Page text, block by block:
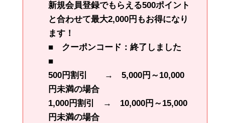
新規会員登録でもらえる500ポイント
と合わせて最大2,000円もお得になり
ます！
■ クーポンコード：終了しました
■
500円割引 → 5,000円～10,000
円未満の場合
1,000円割引 → 10,000円～15,000
円未満の場合